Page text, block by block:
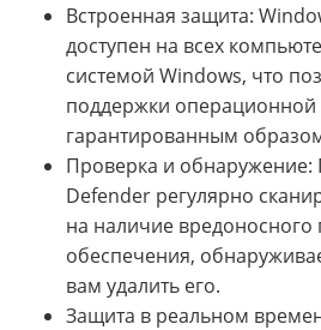
Встроенная защита:
доступен на всех
системой Windows, что
поддержки операционной
гарантированным
Проверка и
Defender регулярно
на наличие
обеспечения,
вам удалить его.
Защита в реальном